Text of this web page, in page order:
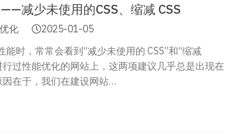
高级插件商店
减少未使用的CSS、缩减 CSS
化
2025-01-05
时，常常会看到“减少未使用的 CSS”和“缩减
过性能优化的网站上，这两项建议几乎总是出现在
在于，我们在建设网站…